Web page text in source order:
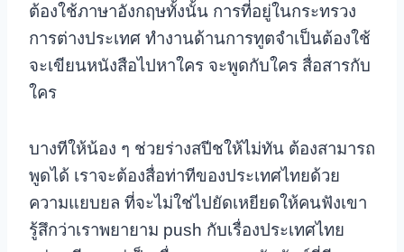
ต้องใช้ภาษาอังกฤษทั้งนั้น การที่อยู่ในกระทรวง
การต่างประเทศ ทำงานด้านการทูตจำเป็นต้องใช้
จะเขียนหนังสือไปหาใคร จะพูดกับใคร สื่อสารกับ
ใคร
บางทีให้น้อง ๆ ช่วยร่างสปีชให้ไม่ทัน ต้องสามารถ
พูดได้ เราจะต้องสื่อท่าทีของประเทศไทยด้วย
ความแยบยล ที่จะไม่ใช่ไปยัดเหยียดให้คนฟังเขา
รู้สึกว่าเราพยายาม push กับเรื่องประเทศไทย